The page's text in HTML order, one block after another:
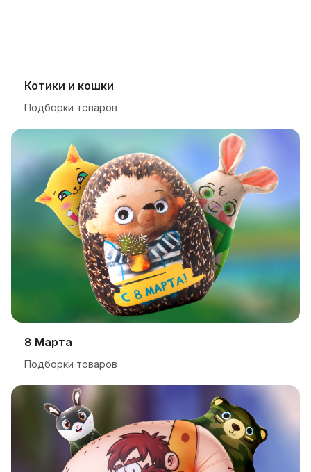
Котики и кошки
Подборки товаров
8 Марта
Подборки товаров